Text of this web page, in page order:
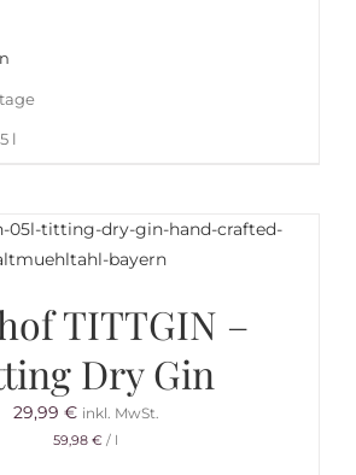
l
TITTGIN –
Dry Gin
29,99 € inkl. MwSt.
59,98 € / l